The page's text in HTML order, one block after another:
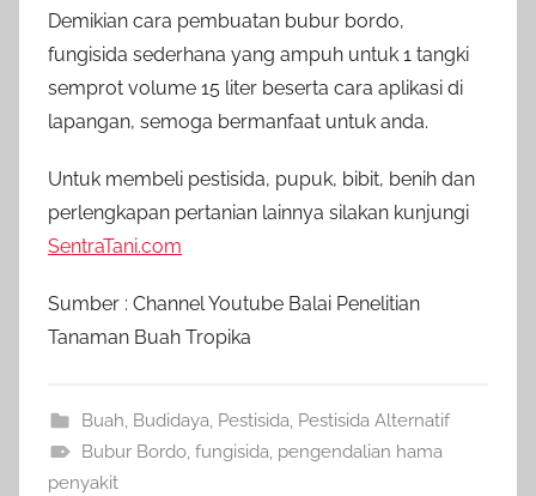
Demikian cara pembuatan bubur bordo,
fungisida sederhana yang ampuh untuk 1 tangki
semprot volume 15 liter beserta cara aplikasi di
lapangan, semoga bermanfaat untuk anda.
Untuk membeli pestisida, pupuk, bibit, benih dan
perlengkapan pertanian lainnya silakan kunjungi
SentraTani.com
Sumber : Channel Youtube Balai Penelitian
Tanaman Buah Tropika
Buah, Budidaya, Pestisida, Pestisida Alternatif
Bubur Bordo, fungisida, pengendalian hama
penyakit